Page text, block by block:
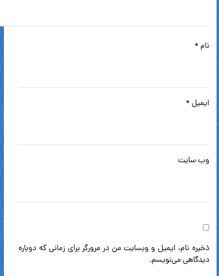
نام *
ایمیل *
وب‌ سایت
ذخیره نام، ایمیل و وبسایت من در مرورگر برای زمانی که دوباره
دیدگاهی می‌نویسم.